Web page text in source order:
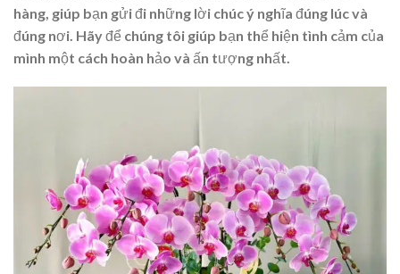
hàng, giúp bạn gửi đi những lời chúc ý nghĩa đúng lúc và
đúng nơi. Hãy để chúng tôi giúp bạn thể hiện tình cảm của
mình một cách hoàn hảo và ấn tượng nhất.